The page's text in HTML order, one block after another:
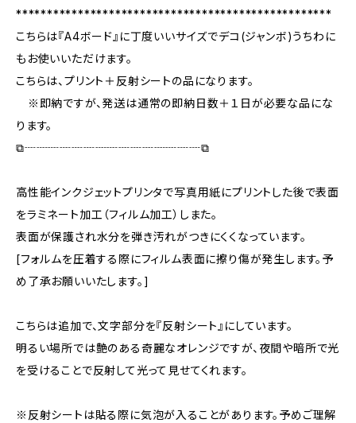
***************************************************
こちらは『A4ボード』に丁度いいサイズでデコ(ジャンボ)うちわに
もお使いいただけます。
こちらは、プリント＋反射シートの品になります。
※即納ですが、発送は通常の即納日数＋１日が必要な品にな
ります。
⧉┈┈┈┈┈┈┈┈┈┈┈┈┈┈┈⧉
高性能インクジェットプリンタで写真用紙にプリントした後で表面
をラミネート加工（フィルム加工）しまた。
表面が保護され水分を弾き汚れがつきにくくなっています。
[フォルムを圧着する際にフィルム表面に擦り傷が発生します。予
め了承お願いいたします。]
こちらは追加で、文字部分を『反射シート』にしています。
明るい場所では艶のある奇麗なオレンジですが、夜間や暗所で光
を受けることで反射して光って見せてくれます。
※反射シートは貼る際に気泡が入ることがあります。予めご理解